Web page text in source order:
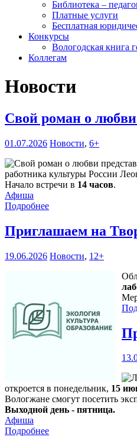
Библиотека –
Платные услуги
Бесплатная
Конкурсы
Вологодская книга
Коллегам
Новости
Свой роман о
01.07.2026 Новости, 6+
работника культуры России
Начало встречи в 14 часов.
Афиша
Подробнее
Приглашаем на
19.06.2026 Новости, 12+
откроется в понедельник, 15
Вологжане смогут посетить
Выходной день - пятница.
Афиша
Подробнее